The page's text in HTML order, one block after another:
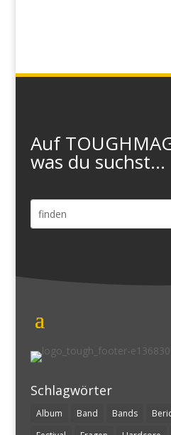
Auf
was du suchst...
Schlagwörter
Album Band Bands